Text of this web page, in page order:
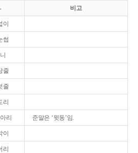
비고
이
썹
줄
줄
리
리 준말은 ‘윗동’임.
이
리